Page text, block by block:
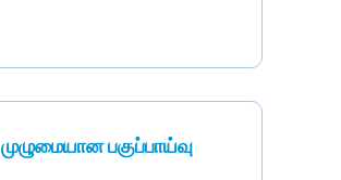
முழுமையான பகுப்பாய்வு